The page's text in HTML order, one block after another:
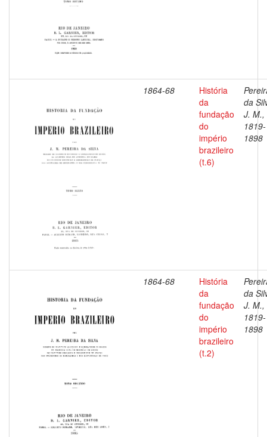
1864-68
História
da
fundação
do
império
brazileiro
(t.6)
da
J. M.,
1819-
1898
1864-68
História
da
fundação
do
império
brazileiro
(t.2)
da
J. M.,
1819-
1898